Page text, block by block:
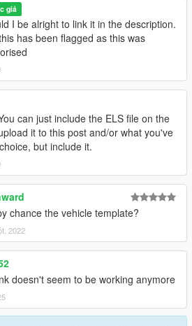
giả
I be alright to link it in the description.
has been flagged as this was
can just include the ELS file on the
it to this post and/or what you've
but include it.
chance the vehicle template?
2022
doesn't seem to be working anymore